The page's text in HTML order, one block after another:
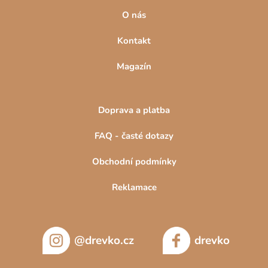
i
s
u
O nás
Kontakt
Magazín
Doprava a platba
FAQ - časté dotazy
Obchodní podmínky
Reklamace
@drevko.cz drevko